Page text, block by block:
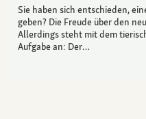
Sie haben sich entschieden,
geben? Die Freude über den
Allerdings steht mit dem
Aufgabe an: Der…